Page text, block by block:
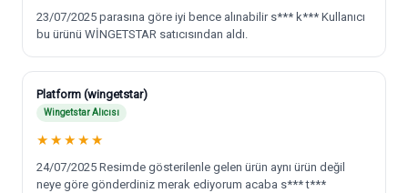
23/07/2025 parasına göre iyi bence alınabilir s*** k*** Kullanıcı
bu ürünü WİNGETSTAR satıcısından aldı.
Platform (wingetstar)
Wingetstar Alıcısı
★ ★ ★ ★ ★
24/07/2025 Resimde gösterilenle gelen ürün aynı ürün değil
neye göre gönderdiniz merak ediyorum acaba s*** t***